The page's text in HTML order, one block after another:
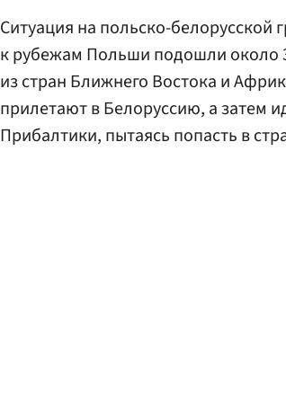
Ситуация на польско-белорусской
к рубежам Польши подошли около
из стран Ближнего Востока и
прилетают в Белоруссию, а затем
Прибалтики, пытаясь попасть в